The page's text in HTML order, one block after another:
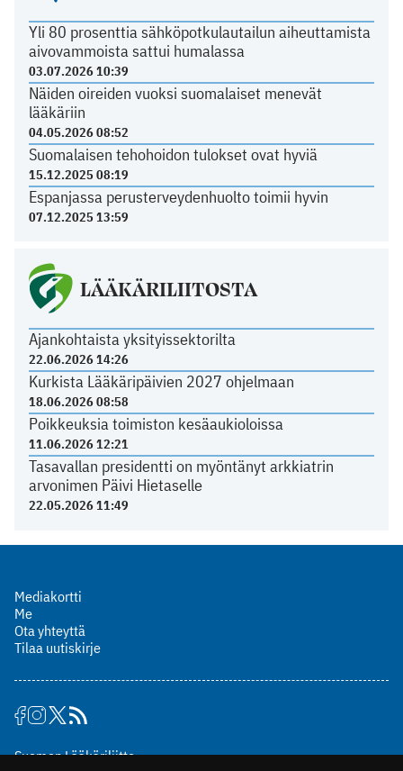
Yli 80 prosenttia sähköpotkulautailun aiheuttamista
aivovammoista sattui humalassa
03.07.2026 10:39
Näiden oireiden vuoksi suomalaiset menevät
lääkäriin
04.05.2026 08:52
Suomalaisen tehohoidon tulokset ovat hyviä
15.12.2025 08:19
Espanjassa perusterveydenhuolto toimii hyvin
07.12.2025 13:59
LÄÄKÄRILIITOSTA
Ajankohtaista yksityissektorilta
22.06.2026 14:26
Kurkista Lääkäripäivien 2027 ohjelmaan
18.06.2026 08:58
Poikkeuksia toimiston kesäaukioloissa
11.06.2026 12:21
Tasavallan presidentti on myöntänyt arkkiatrin
arvonimen Päivi Hietaselle
22.05.2026 11:49
Mediakortti
Me
Ota yhteyttä
Tilaa uutiskirje
Suomen Lääkäriliitto